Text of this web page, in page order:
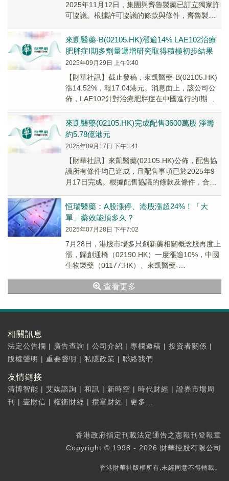
2025年11月12日，集團與齊魯製藥已訂立獨家許
可協議。根據許可協議的條款與條件，齊魯製藥
來凱醫藥-B(02105.HK)漲逾14% LAE102治療
肥胖症I期多劑量遞增研究取得積極初步結果
2025年09月29日 上午9:40
【財華社訊】截止發稿，來凱醫藥-B(02105.HK)
漲14.52%，報17.04港元。消息面上，該公司公
佈，LAE102針對治療肥胖症在中國進行的I期多
來凱醫藥(02105.HK)完成配售3600萬股 淨籌
約5.78億港元
2025年09月17日 下午1:41
【財華社訊】來凱醫藥(02105.HK)公佈，配售協
議所有條件均已達成，且配售事項已於2025年9
月17日完成。根據配售協議的條款及條件，合共
恒瑞醫藥：A股漲停、港股漲超24%！「大
單」藥效能頂多久？
2025年07月28日 下午7:02
7月28日，港股市場多只創新藥相關概念股再度上
漲，歸創通橋（02190.HK）一度漲逾10%，中國
生物製藥（01177.HK）、來凱醫藥-
查看更多
相關訊息
法定公告欄 | 廣告查詢 | 公司介紹 | 專欄邀稿 | 投資者關係 |
版權聲明 | 重要聲明 | 私隱政策 | 聯絡我們
友情鏈接
清博智能 | 艾媒諮詢 | 和訊 | 新時空 | 時代財經 | 證券市場周
刊
| 壹財信 | 權衡財經 | 攬富財經 | 更多...
香港政府指定刊載法定通告之憲報刊登報章
Copyright © 1998 - 2026 財華控股有限公司
香港財華社版權所有,未經同意不得轉載。